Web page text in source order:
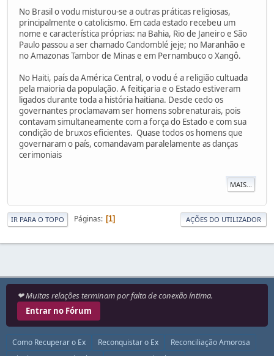
No Brasil o vodu misturou-se a outras práticas religiosas,
principalmente o catolicismo. Em cada estado recebeu um
nome e característica próprias: na Bahia, Rio de Janeiro e São
Paulo passou a ser chamado Candomblé jeje; no Maranhão e
no Amazonas Tambor de Minas e em Pernambuco o Xangô.
No Haiti, país da América Central, o vodu é a religião cultuada
pela maioria da população. A feitiçaria e o Estado estiveram
ligados durante toda a história haitiana. Desde cedo os
governantes proclamavam ser homens sobrenaturais, pois
contavam simultaneamente com a força do Estado e com sua
condição de bruxos eficientes. Quase todos os homens que
governaram o país, comandavam paralelamente as danças
cerimoniais
MAIS...
IR PARA O TOPO Páginas 1 AÇÕES DO UTILIZADOR
❤ Muitas relações terminam por falta de conexão íntima.
Entrar no Fórum
Como Recuperar o Ex Reconquistar o Ex
Reconciliação Amorosa